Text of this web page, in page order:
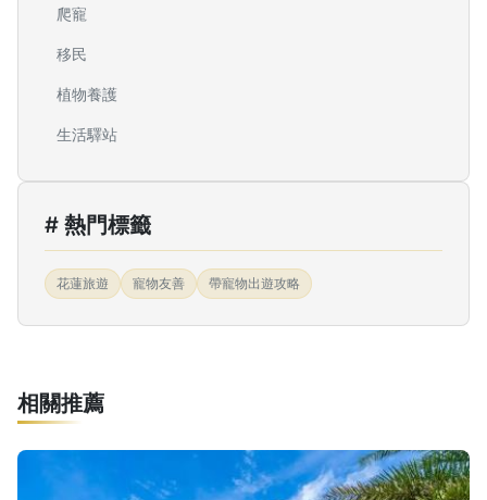
爬寵
移民
植物養護
生活驛站
# 熱門標籤
花蓮旅遊 寵物友善 帶寵物出遊攻略
相關推薦